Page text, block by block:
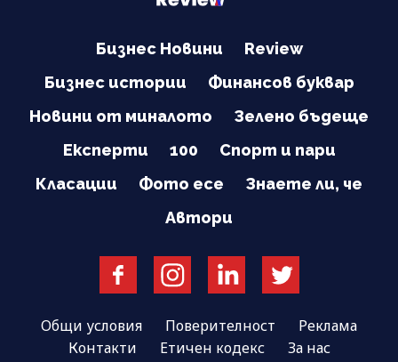
Бизнес Новини
Review
Бизнес истории
Финансов буквар
Новини от миналото
Зелено бъдеще
Експерти
100
Спорт и пари
Класации
Фото есе
Знаете ли, че
Автори
Общи условия Поверителност
Реклама
Контакти
Етичен кодекс За нас